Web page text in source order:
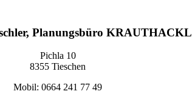
Planungsbüro KRAUTHACKL
Pichla 10
8355 Tieschen
Mobil: 0664 241 77 49